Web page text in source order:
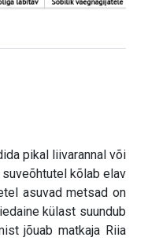
pikal liivarannal või
kõlab elav
asuvad metsad on
külast suundub
jõuab matkaja Riia